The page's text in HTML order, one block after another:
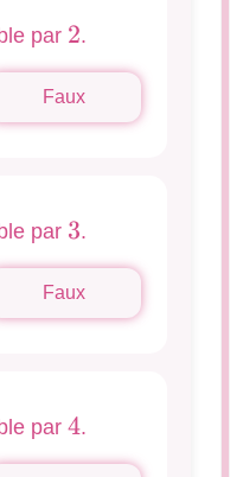
par 2
2.
Faux
par 3
3.
Faux
par 4
4.